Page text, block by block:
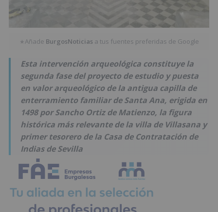
★Añade BurgosNoticias a tus fuentes preferidas de Google
Esta intervención arqueológica constituye la
segunda fase del proyecto de estudio y puesta
en valor arqueológico de la antigua capilla de
enterramiento familiar de Santa Ana, erigida en
1498 por Sancho Ortiz de Matienzo, la figura
histórica más relevante de la villa de Villasana y
primer tesorero de la Casa de Contratación de
Indias de Sevilla